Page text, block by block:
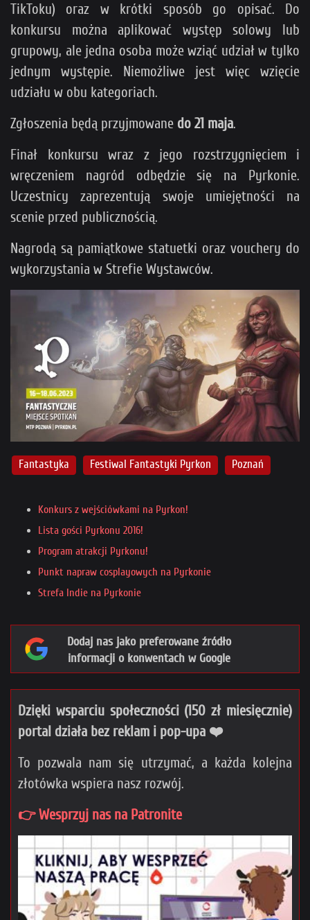
TikToku) oraz w krótki sposób go opisać. Do
konkursu można aplikować występ solowy lub
grupowy, ale jedna osoba może wziąć udział w tylko
jednym występie. Niemożliwe jest więc wzięcie
udziału w obu kategoriach.
Zgłoszenia będą przyjmowane do 21 maja.
Finał konkursu wraz z jego rozstrzygnięciem i
wręczeniem nagród odbędzie się na Pyrkonie.
Uczestnicy zaprezentują swoje umiejętności na
scenie przed publicznością.
Nagrodą są pamiątkowe statuetki oraz vouchery do
wykorzystania w Strefie Wystawców.
Fantastyka Festiwal Fantastyki Pyrkon Poznań
Konkurs z wejściówkami na Pyrkon!
Lista gości Pyrkonu 2016!
Program atrakcji Pyrkonu!
Punkt napraw cosplayowych na Pyrkonie
Strefa Indie na Pyrkonie
Dodaj nas jako preferowane źródło
informacji o konwentach w Google
Dzięki wsparciu społeczności (150 zł miesięcznie)
portal działa bez reklam i pop-upa ❤️
To pozwala nam się utrzymać, a każda kolejna
złotówka wspiera nasz rozwój.
👉 Wesprzyj nas na Patronite